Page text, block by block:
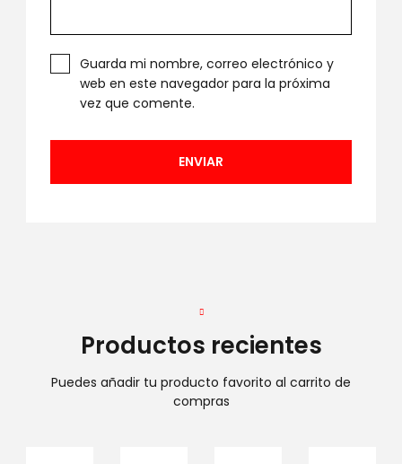
Guarda mi nombre, correo electrónico y
web en este navegador para la próxima
vez que comente.
Productos recientes
Puedes añadir tu producto favorito al carrito de
compras